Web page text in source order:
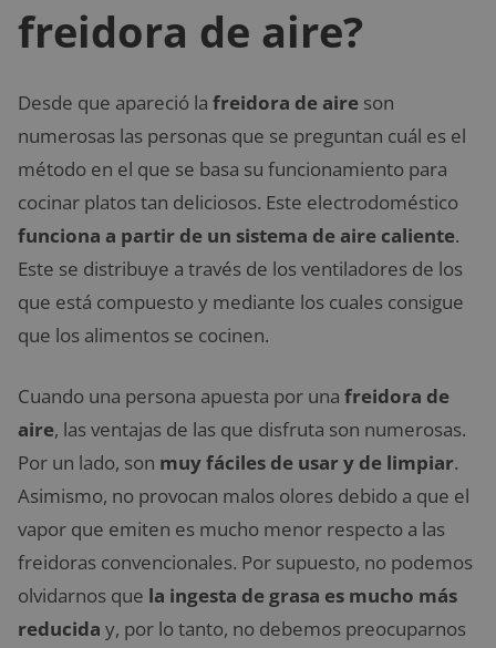
freidora de aire?
Desde que apareció la freidora de aire son
numerosas las personas que se preguntan cuál es el
método en el que se basa su funcionamiento para
cocinar platos tan deliciosos. Este electrodoméstico
funciona a partir de un sistema de aire caliente.
Este se distribuye a través de los ventiladores de los
que está compuesto y mediante los cuales consigue
que los alimentos se cocinen.
Cuando una persona apuesta por una freidora de
aire, las ventajas de las que disfruta son numerosas.
Por un lado, son muy fáciles de usar y de limpiar.
Asimismo, no provocan malos olores debido a que el
vapor que emiten es mucho menor respecto a las
freidoras convencionales. Por supuesto, no podemos
olvidarnos que la ingesta de grasa es mucho más
reducida y, por lo tanto, no debemos preocuparnos